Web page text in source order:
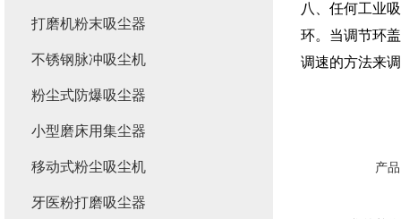
八、任何工业
环。当调节环
调速的方法来
产
打磨机粉末吸尘器
不锈钢脉冲吸尘机
粉尘式防爆吸尘器
小型磨床用集尘器
移动式粉尘吸尘机
牙医粉打磨吸尘器